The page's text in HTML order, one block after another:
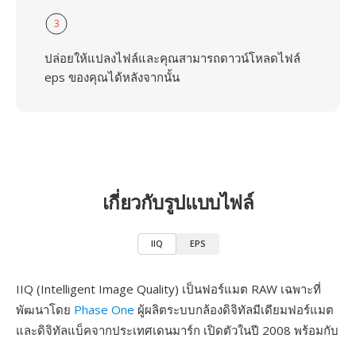
3
ปล่อยให้แปลงไฟล์และคุณสามารถดาวน์โหลดไฟล์
eps ของคุณได้หลังจากนั้น
เกี่ยวกับรูปแบบไฟล์
IIQ EPS
IIQ (Intelligent Image Quality) เป็นฟอร์แมต RAW เฉพาะที่
พัฒนาโดย Phase One ผู้ผลิตระบบกล้องดิจิทัลมีเดียมฟอร์แมต
และดิจิทัลแบ็คจากประเทศเดนมาร์ก เปิดตัวในปี 2008 พร้อมกับ